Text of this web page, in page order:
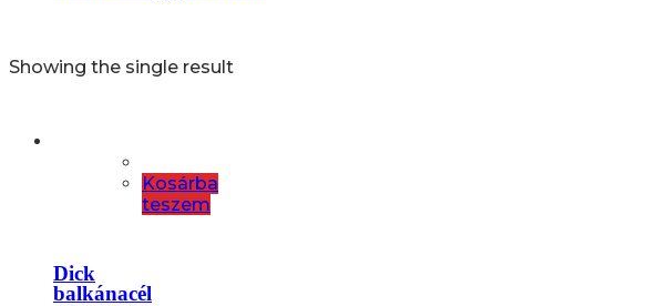
Showing the single result
Kosárba
teszem
Dick
balkánacél